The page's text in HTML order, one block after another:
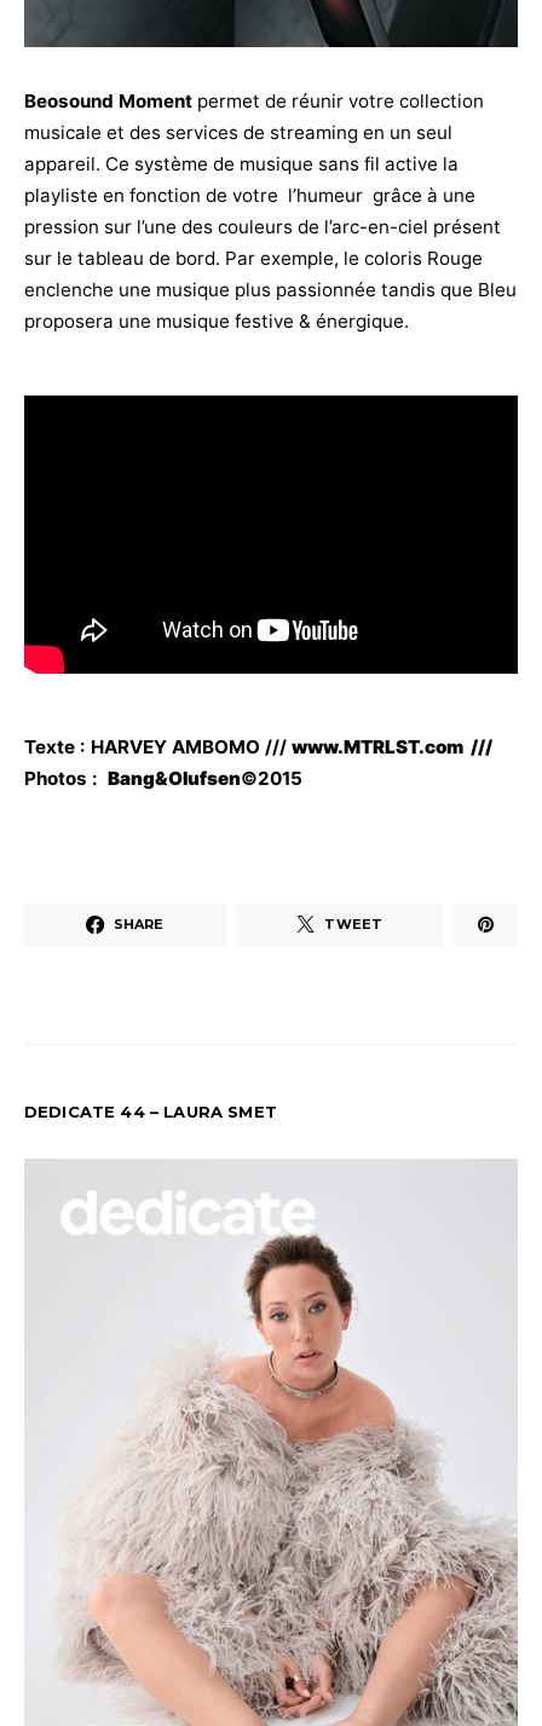
Beosound Moment permet de réunir votre collection
musicale et des services de streaming en un seul
appareil. Ce système de musique sans fil active la
playliste en fonction de votre l’humeur grâce à une
pression sur l’une des couleurs de l’arc-en-ciel présent
sur le tableau de bord. Par exemple, le coloris Rouge
enclenche une musique plus passionnée tandis que Bleu
proposera une musique festive & énergique.
Texte : HARVEY AMBOMO /// www.MTRLST.com ///
Photos : Bang&Olufsen©2015
SHARE TWEET
DEDICATE 44 – LAURA SMET